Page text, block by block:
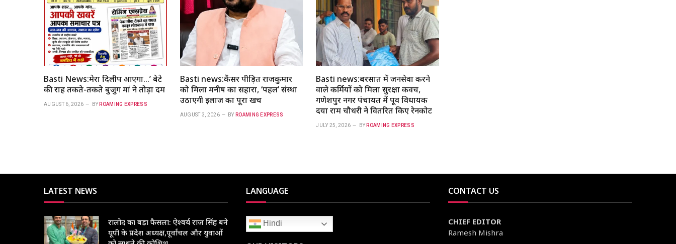
Basti News:मेरा दिलीप आएगा…’ बेटे
की राह तकते-तकते बुजुर्ग मां ने तोड़ा दम
AUGUST 6, 2026 BY ROAMING EXPRESS
Basti news:कैंसर पीड़ित राजकुमार
को मिला मनीष का सहारा, ‘पहल’ संस्था
उठाएगी इलाज का पूरा खर्च
AUGUST 3, 2026 BY ROAMING EXPRESS
Basti news:बरसात में जनसेवा करने
वाले कर्मियों को मिला सुरक्षा कवच,
गणेशपुर नगर पंचायत में पूर्व विधायक
दया राम चौधरी ने वितरित किए रेनकोट
JULY 25, 2026 BY ROAMING EXPRESS
LATEST NEWS
रालोद का बड़ा फैसला: ऐश्वर्य राज सिंह बने
यूपी के प्रदेश अध्यक्ष,पूर्वांचल और युवाओं
LANGUAGE
Hindi
CONTACT US
CHIEF EDITOR
Ramesh Mishra